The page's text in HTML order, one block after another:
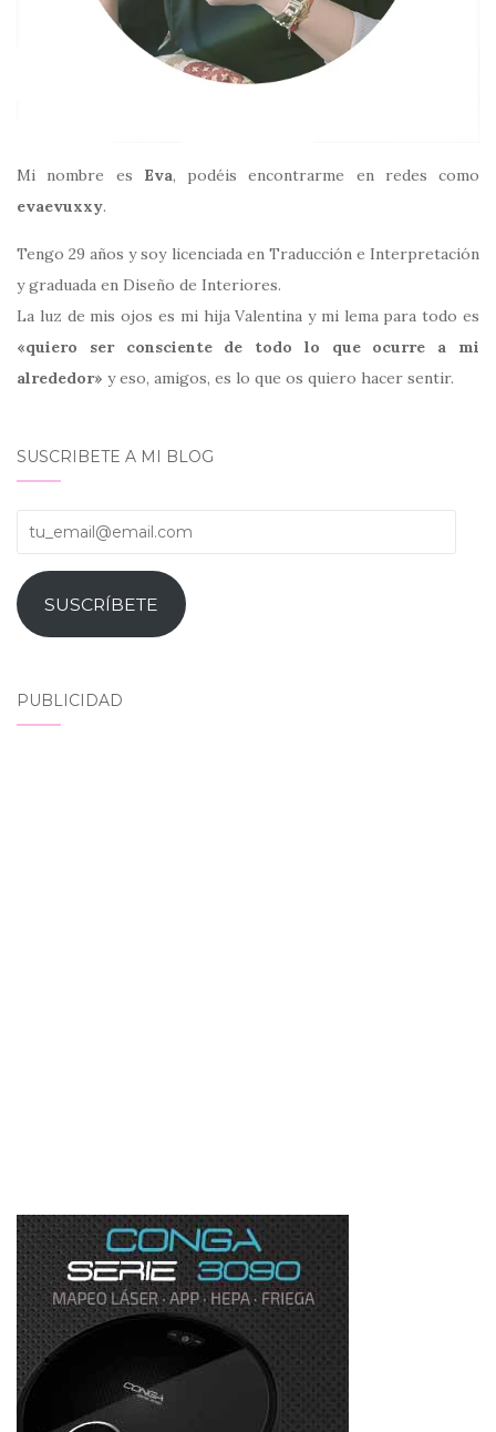
Mi nombre es Eva, podéis encontrarme en redes como
evaevuxxy.
Tengo 29 años y soy licenciada en Traducción e Interpretación
y graduada en Diseño de Interiores.
La luz de mis ojos es mi hija Valentina y mi lema para todo es
«quiero ser consciente de todo lo que ocurre a mi
alrededor» y eso, amigos, es lo que os quiero hacer sentir.
SUSCRIBETE A MI BLOG
tu_email@email.com
SUSCRÍBETE
PUBLICIDAD